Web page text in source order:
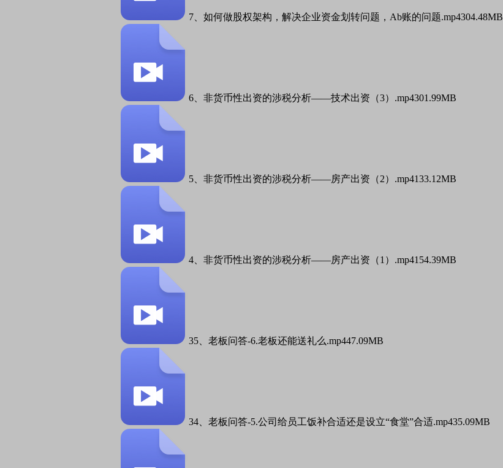
7、如何做股权架构，解决企业资金划转问题，Ab账的问题.mp4304.48MB
6、非货币性出资的涉税分析——技术出资（3）.mp4301.99MB
5、非货币性出资的涉税分析——房产出资（2）.mp4133.12MB
4、非货币性出资的涉税分析——房产出资（1）.mp4154.39MB
35、老板问答-6.老板还能送礼么.mp447.09MB
34、老板问答-5.公司给员工饭补合适还是设立“食堂”合适.mp435.09MB